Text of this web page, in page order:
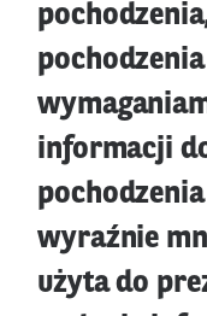
informacji
wyraźnie
użyta do